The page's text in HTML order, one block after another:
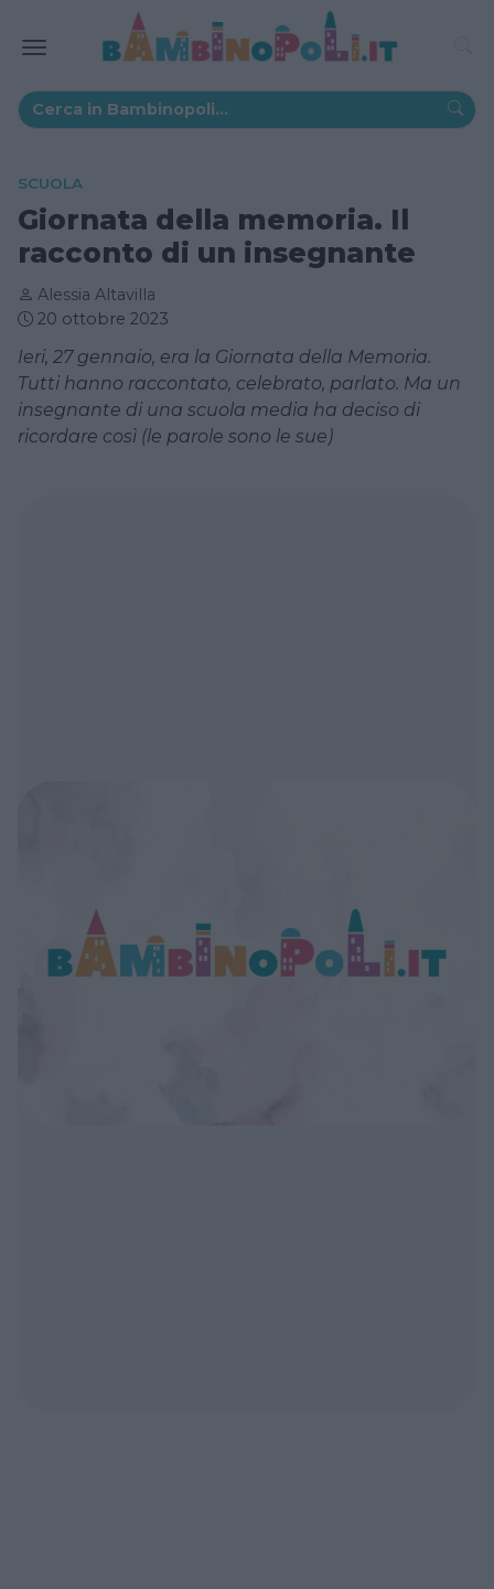
SCUOLA
Giornata della memoria. Il
racconto di un insegnante
Alessia Altavilla
20 ottobre 2023
Ieri, 27 gennaio, era la Giornata della Memoria.
Tutti hanno raccontato, celebrato, parlato. Ma un
insegnante di una scuola media ha deciso di
ricordare così (le parole sono le sue)